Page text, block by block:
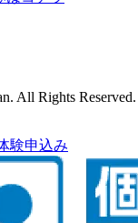
All Rights Reserved.
験申込み